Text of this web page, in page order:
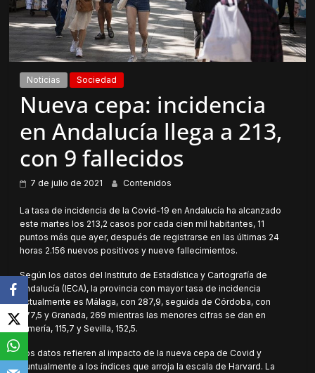
Noticias Sociedad
Nueva cepa: incidencia
en Andalucía llega a 213,
con 9 fallecidos
7 de julio de 2021 Contenidos
La tasa de incidencia de la Covid-19 en Andalucía ha alcanzado
este martes los 213,2 casos por cada cien mil habitantes, 11
puntos más que ayer, después de registrarse en las últimas 24
horas 2.156 nuevos positivos y nueve fallecimientos.
Según los datos del Instituto de Estadística y Cartografía de
Andalucía (IECA), la provincia con mayor tasa de incidencia
actualmente es Málaga, con 287,9, seguida de Córdoba, con
277,5 y Granada, 269 mientras las menores cifras se dan en
Almería, 115,7 y Sevilla, 152,5.
Los datos refieren al impacto de la nueva cepa de Covid y
puntualmente a los índices que arroja la escala de Harvard. La